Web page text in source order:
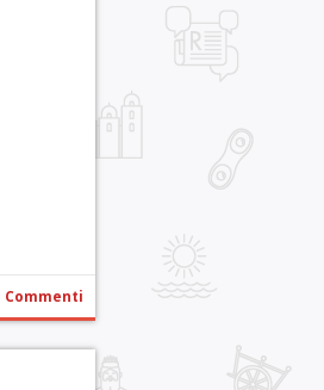
Commenti